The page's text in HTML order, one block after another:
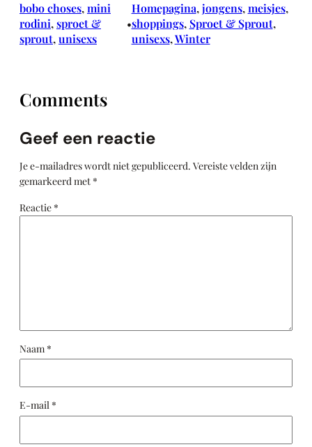
bobo choses, mini
rodini, sproet &
sprout, unisexs
•
Homepagina, jongens, meisjes,
shoppings, Sproet & Sprout,
unisexs, Winter
Comments
Geef een reactie
Je e-mailadres wordt niet gepubliceerd. Vereiste velden zijn
gemarkeerd met *
Reactie *
Naam *
E-mail *